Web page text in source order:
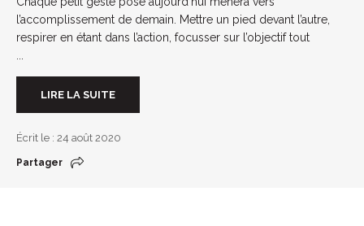
l’accomplissement de demain. Mettre un pied devant l’autre,
respirer en étant dans l’action, focusser sur l’objectif tout
LIRE LA SUITE
Écrit le : 24 août 2020
Partager